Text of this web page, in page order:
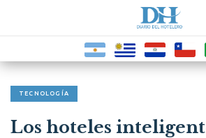
TECNOLOGÍA
Los hoteles